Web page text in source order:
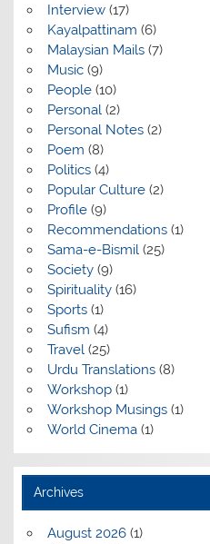
Interview(17)
Kayalpattinam (6)
Malaysian Mails(7)
Music(9)
People(10)
Personal(2)
Personal Notes(2)
Poem (8)
Politics(4)
Popular Culture(2)
Profile(9)
Recommendations(1)
Sama-e-Bismil(25)
Society(9)
Spirituality(16)
Sports(1)
Sufism (4)
Travel(25)
Urdu Translations(8)
Workshop(1)
Workshop Musings(1)
World Cinema(1)
Archives
August 2026(1)